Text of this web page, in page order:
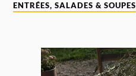
ENTRÉES, SALADES & SOUPES